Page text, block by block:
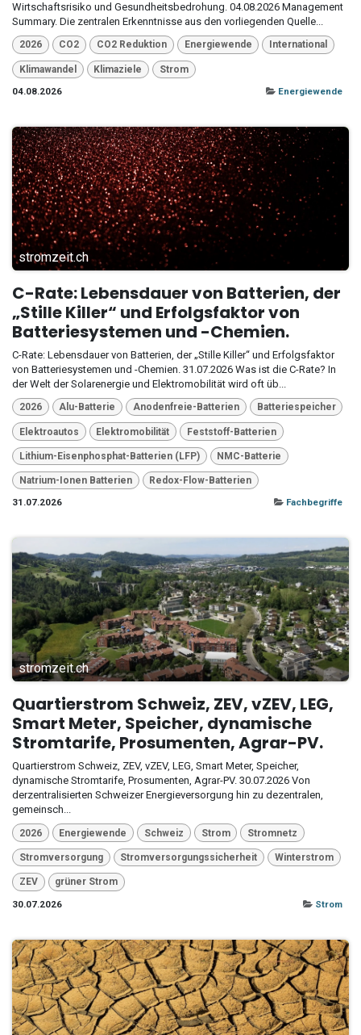
Wirtschaftsrisiko und Gesundheitsbedrohung. 04.08.2026 Management
Summary. Die zentralen Erkenntnisse aus den vorliegenden Quelle...
2026 CO2 CO2 Reduktion Energiewende International
Klimawandel Klimaziele
Strom
04.08.2026
Energiewende
stromzeit.ch
C-Rate: Lebensdauer von Batterien, der
„Stille Killer“ und Erfolgsfaktor von
Batteriesystemen und -Chemien.
C-Rate: Lebensdauer von Batterien, der „Stille Killer“ und Erfolgsfaktor
von Batteriesystemen und -Chemien. 31.07.2026 Was ist die C-Rate? In
der Welt der Solarenergie und Elektromobilität wird oft üb...
2026 Alu-Batterie Anodenfreie-Batterien Batteriespeicher
Elektroautos Elektromobilität Feststoff-Batterien
Lithium-Eisenphosphat-Batterien (LFP) NMC-Batterie
Natrium-Ionen Batterien
Redox-Flow-Batterien
31.07.2026
Fachbegriffe
stromzeit.ch
Quartierstrom Schweiz, ZEV, vZEV, LEG,
Smart Meter, Speicher, dynamische
Stromtarife, Prosumenten, Agrar-PV.
Quartierstrom Schweiz, ZEV, vZEV, LEG, Smart Meter, Speicher,
dynamische Stromtarife, Prosumenten, Agrar-PV. 30.07.2026 Von
derzentralisierten Schweizer Energieversorgung hin zu dezentralen,
gemeinsch...
2026 Energiewende Schweiz Strom Stromnetz
Stromversorgung Stromversorgungssicherheit Winterstrom
ZEV
grüner Strom
30.07.2026
Strom